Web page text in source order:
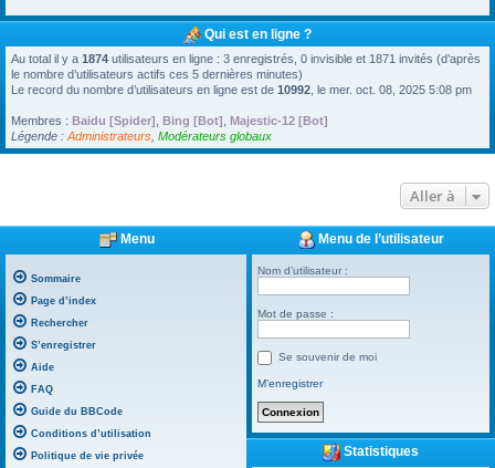
Qui est en ligne ?
Au total il y a 1874 utilisateurs en ligne : 3 enregistrés, 0 invisible et 1871 invités (d’après
le nombre d’utilisateurs actifs ces 5 dernières minutes)
Le record du nombre d’utilisateurs en ligne est de 10992 , le mer. oct. 08, 2025 5:08 pm
Membres : Baidu [Spider] Bing [Bot] Majestic-12 [Bot]
Légende : Administrateurs Modérateurs globaux
Aller à
Menu
Sommaire
Page d’index
Rechercher
S’enregistrer
Aide
FAQ
Guide du BBCode
Conditions d’utilisation
Politique de vie privée
Menu de l’utilisateur
Nom d’utilisateur :
Mot de passe :
Se souvenir de moi
M’enregistrer
Statistiques